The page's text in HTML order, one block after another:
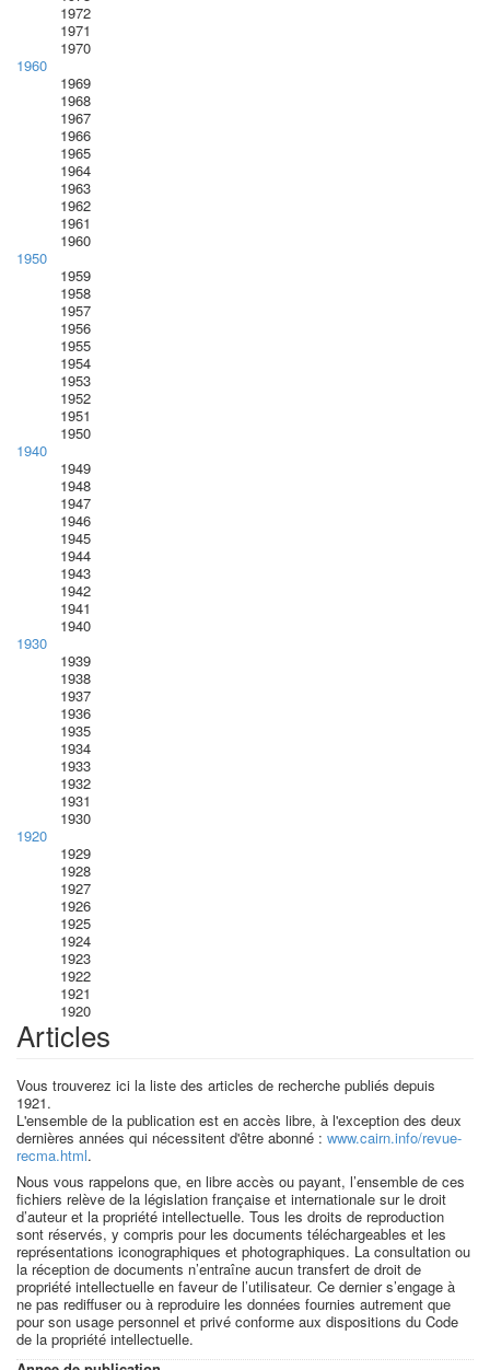
1972
1971
1970
1960
1969
1968
1967
1966
1965
1964
1963
1962
1961
1960
1950
1959
1958
1957
1956
1955
1954
1953
1952
1951
1950
1940
1949
1948
1947
1946
1945
1944
1943
1942
1941
1940
1930
1939
1938
1937
1936
1935
1934
1933
1932
1931
1930
1920
1929
1928
1927
1926
1925
1924
1923
1922
1921
1920
Articles
Vous trouverez ici la liste des articles de recherche publiés depuis
1921.
L'ensemble de la publication est en accès libre, à l'exception des deux
dernières années qui nécessitent d'être abonné : www.cairn.info/revue-
recma.html.
Nous vous rappelons que, en libre accès ou payant, l’ensemble de ces
fichiers relève de la législation française et internationale sur le droit
d’auteur et la propriété intellectuelle. Tous les droits de reproduction
sont réservés, y compris pour les documents téléchargeables et les
représentations iconographiques et photographiques. La consultation ou
la réception de documents n’entraîne aucun transfert de droit de
propriété intellectuelle en faveur de l’utilisateur. Ce dernier s’engage à
ne pas rediffuser ou à reproduire les données fournies autrement que
pour son usage personnel et privé conforme aux dispositions du Code
de la propriété intellectuelle.